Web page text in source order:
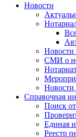
Новости
Новости
СМИ о
Новости
Справочная
Поиск
Единая
Реестр